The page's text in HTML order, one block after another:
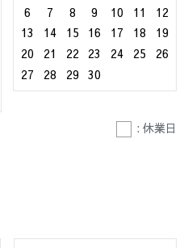
6
7 8 9 10 11
12
13
14 15 16 17 18
19
20
21 22 23 24 25
26
27
28 29 30
: 休業日